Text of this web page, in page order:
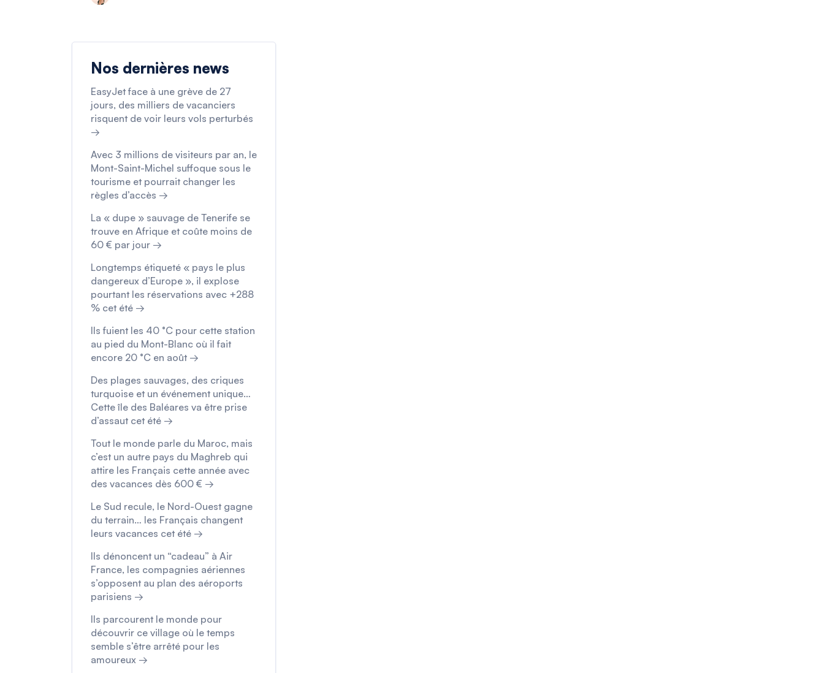
Nos dernières news
EasyJet face à une grève de 27
jours, des milliers de vacanciers
risquent de voir leurs vols perturbés
→
Avec 3 millions de visiteurs par an, le
Mont-Saint-Michel suffoque sous le
tourisme et pourrait changer les
règles d’accès →
La « dupe » sauvage de Tenerife se
trouve en Afrique et coûte moins de
60 € par jour →
Longtemps étiqueté « pays le plus
dangereux d’Europe », il explose
pourtant les réservations avec +288
% cet été →
Ils fuient les 40 °C pour cette station
au pied du Mont-Blanc où il fait
encore 20 °C en août →
Des plages sauvages, des criques
turquoise et un événement unique…
Cette île des Baléares va être prise
d’assaut cet été →
Tout le monde parle du Maroc, mais
c’est un autre pays du Maghreb qui
attire les Français cette année avec
des vacances dès 600 € →
Le Sud recule, le Nord-Ouest gagne
du terrain… les Français changent
leurs vacances cet été →
Ils dénoncent un “cadeau” à Air
France, les compagnies aériennes
s’opposent au plan des aéroports
parisiens →
Ils parcourent le monde pour
découvrir ce village où le temps
semble s’être arrêté pour les
amoureux →